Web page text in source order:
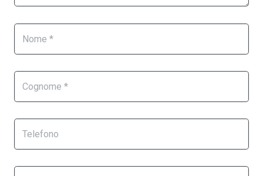
questo
campo
vuoto.